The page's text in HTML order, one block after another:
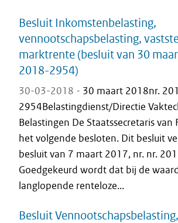
Besluit Inkomstenbelasting,
vennootschapsbelasting,
marktrente (besluit van 30
2018-2954)
30-03-2018 - 30 maart 2018nr.
2954Belastingdienst/Directie
Belastingen De Staatssecretaris van
het volgende besloten. Dit besluit
besluit van 7 maart 2017, nr. nr.
Goedgekeurd wordt dat bij de
langlopende renteloze...
Besluit